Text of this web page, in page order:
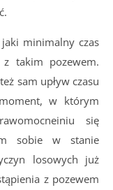
minimalny czas
z takim pozewem.
sam upływ czasu
w którym
się
sobie w stanie
losowych już
z pozewem